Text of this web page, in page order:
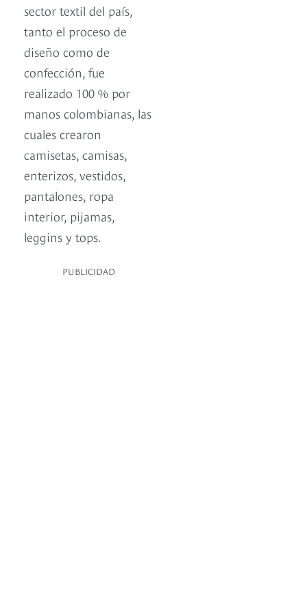
sector textil del país,
tanto el proceso de
diseño como de
confección, fue
realizado 100 % por
manos colombianas, las
cuales crearon
camisetas, camisas,
enterizos, vestidos,
pantalones, ropa
interior, pijamas,
leggins y tops.
PUBLICIDAD